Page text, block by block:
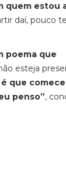
quem estou
daí, pouco
poema que
esteja
que
penso”,